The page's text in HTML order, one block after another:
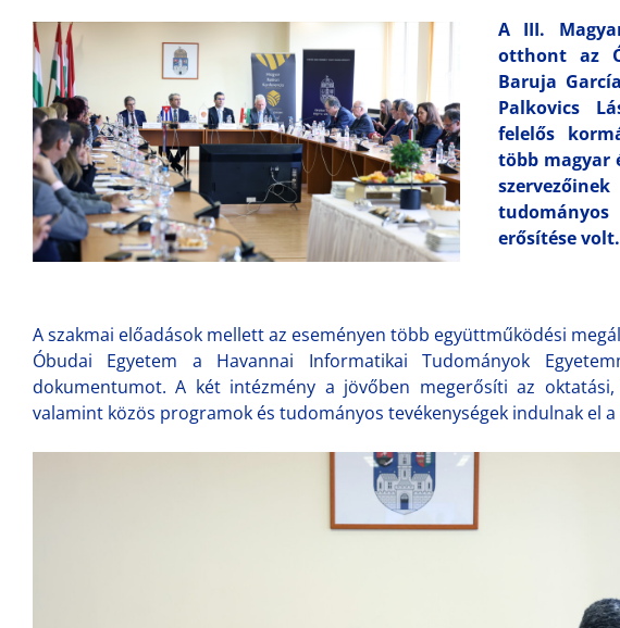
A III.
otthont az
Baruja
Palkovics
felelős
több magyar
erősítése volt.
A szakmai előadások mellett az eseményen több együttműködési
Óbudai Egyetem a Havannai Informatikai Tudományok
dokumentumot. A két intézmény a jövőben megerősíti az
valamint közös programok és tudományos tevékenységek indulnak el